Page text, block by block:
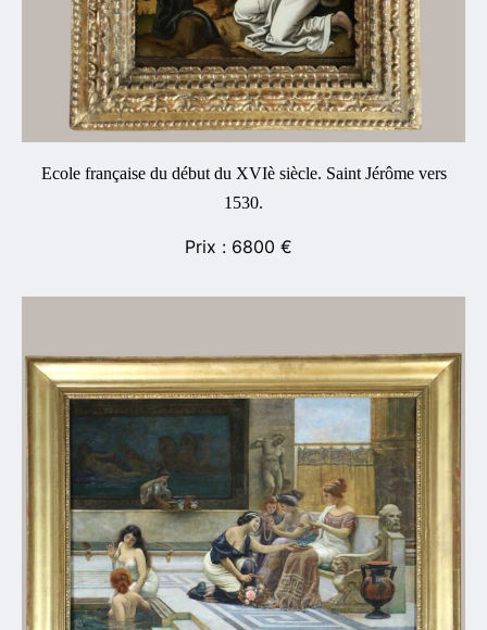
Ecole française du début du XVIè siècle. Saint Jérôme vers
1530.
6800 €